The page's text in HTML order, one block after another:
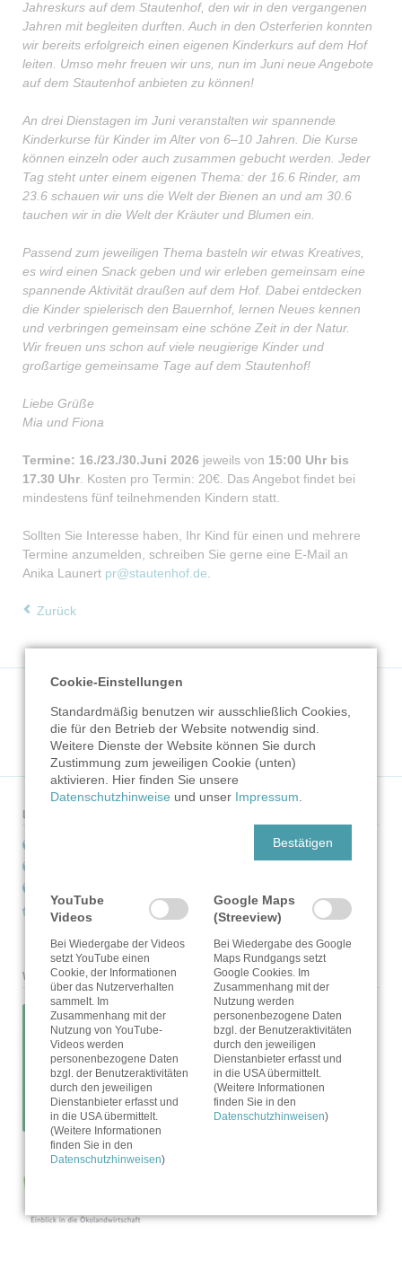
Jahreskurs auf dem Stautenhof, den wir in den vergangenen
Jahren mit begleiten durften. Auch in den Osterferien konnten
wir bereits erfolgreich einen eigenen Kinderkurs auf dem Hof
leiten. Umso mehr freuen wir uns, nun im Juni neue Angebote
auf dem Stautenhof anbieten zu können!
An dreiDienstagen im Juni veranstalten wir spannende
Kinderkurse für Kinder im Alter von 6–10 Jahren. Die Kurse
können einzeln oder auch zusammen gebucht werden. Jeder
Tag steht unter einem eigenen Thema: der 16.6 Rinder, am
23.6 schauen wir uns die Welt der Bienen an und am 30.6
tauchen wir in die Welt der Kräuter und Blumen ein.
Passend zum jeweiligen Thema basteln wir etwas Kreatives,
es wird einen Snack geben und wir erleben gemeinsam eine
spannende Aktivität draußen auf dem Hof. Dabei entdecken
die Kinder spielerisch den Bauernhof, lernen Neues kennen
und verbringen gemeinsam eine schöne Zeit in der Natur.
Wir freuen uns schon auf viele neugierige Kinder und
großartige gemeinsame Tage auf dem Stautenhof!
Liebe Grüße
Mia und Fiona
Termine: 16./23./30.Juni 2026 jeweils von 15:00 Uhr bis
17.30 Uhr. Kosten pro Termin: 20€. Das Angebot findet bei
mindestens fünf teilnehmenden Kindern statt.
Sollten Sie Interesse haben, Ihr Kind für einen und mehrere
Termine anzumelden, schreiben Sie gerne eine E-Mail an
Anika Launert pr@stautenhof.de
Zurück
Navigation
Stautenhof Landwirtschaft
Info Für Unternehmen Kontakt
Links
GREENBAG
Wir sind Mitglied
Cookie-Einstellungen
Standardmäßig benutzen wir ausschließlich Cookies,
die für den Betrieb der Website notwendig sind.
Weitere Dienste der Website können Sie durch
Zustimmung zum jeweiligen Cookie (unten)
aktivieren. Hier finden Sie unsere
Datenschutzhinweise und unser Impressum
Bestätigen
YouTube
Videos
Bei Wiedergabe der Videos
setzt YouTube einen
Cookie, der Informationen
über das Nutzerverhalten
sammelt. Im
Zusammenhang mit der
Nutzung von YouTube-
Videos werden
personenbezogene Daten
bzgl. der Benutzeraktivitäten
durch den jeweiligen
Dienstanbieter erfasst und
in die USA übermittelt.
(Weitere Informationen
finden Sie in den
Datenschutzhinweisen)
Google Maps
(Streeview)
Bei Wiedergabe des Google
Maps Rundgangs setzt
Google Cookies. Im
Zusammenhang mit der
Nutzung werden
personenbezogene Daten
bzgl. der Benutzeraktivitäten
durch den jeweiligen
Dienstanbieter erfasst und
in die USA übermittelt.
(Weitere Informationen
finden Sie in den
Datenschutzhinweisen)